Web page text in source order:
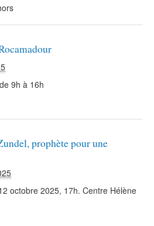
9h à 16h
prophète pour une
octobre 2025, 17h. Centre Hélène